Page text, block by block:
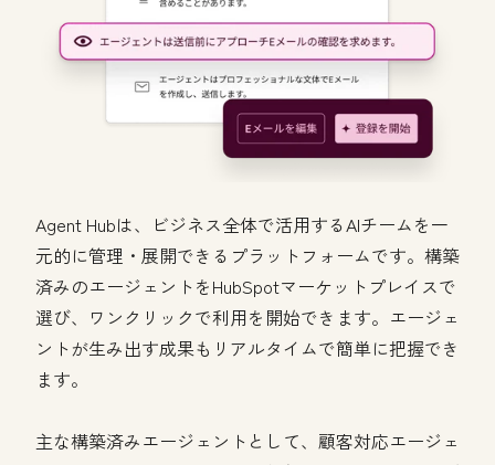
Agent Hubは、ビジネス全体で活用するAIチームを一
元的に管理・展開できるプラットフォームです。構築
済みのエージェントをHubSpotマーケットプレイスで
選び、ワンクリックで利用を開始できます。エージェ
ントが生み出す成果もリアルタイムで簡単に把握でき
ます。
主な構築済みエージェントとして、顧客対応エージェ